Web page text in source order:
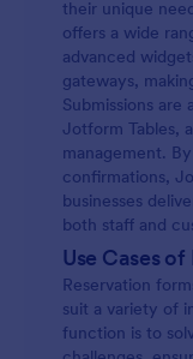
their unique
offers a wide
advanced
gateways,
Submissions
Jotform Tables,
management.
confirmations,
businesses
both staff and
Use Cases
Reservation
suit a variety of
function is to